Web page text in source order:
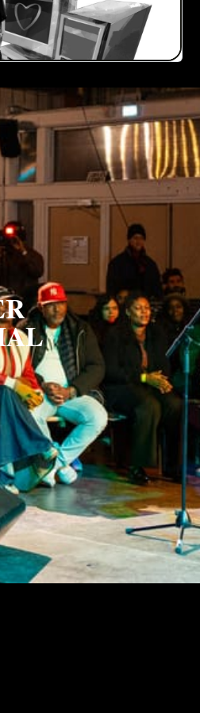
Khos, venez les decouvrir